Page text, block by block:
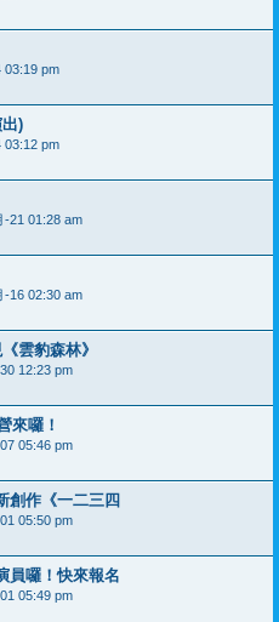
03:19 pm
)
03:12 pm
-21 01:28 am
-16 02:30 am
雲豹森林》
12:23 pm
來囉！
05:46 pm
創作《一二三四
05:50 pm
員囉！快來報名
05:49 pm